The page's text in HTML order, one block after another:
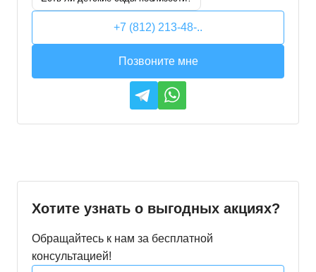
+7 (812) 213-48-..
Позвоните мне
Хотите узнать о выгодных акциях?
Обращайтесь к нам за бесплатной
консультацией!